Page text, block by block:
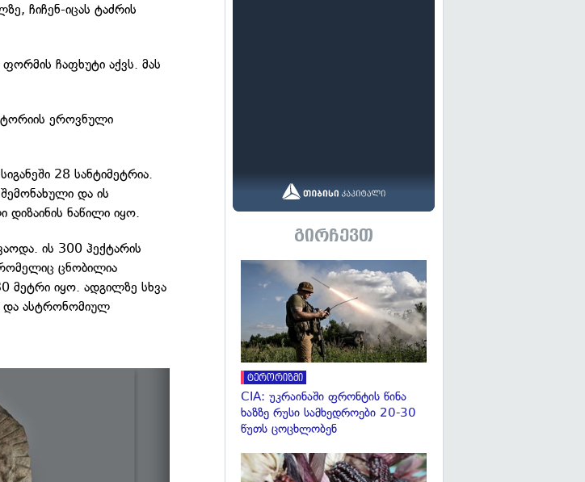
ჩიჩენ-იცას ტაძრის
ჩაფხუტი აქვს. მას
ეროვნული
28 სანტიმეტრია.
და ის
ნაწილი იყო.
ის 300 ჰექტარის
რომელიც ცნობილია
მეტრი იყო. ადგილზე სხვა
და ასტრონომიულ
გირჩევთ
ტერორიზმი
CIA: უკრაინაში ფრონტის წინა
ხაზზე რუსი სამხედროები 20-30
წუთს ცოცხლობენ